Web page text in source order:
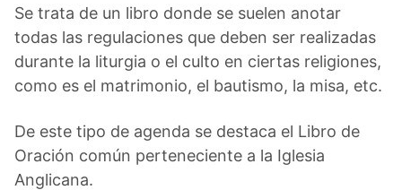
Se trata de un libro donde se suelen anotar
todas las regulaciones que deben ser realizadas
durante la liturgia o el culto en ciertas religiones,
como es el matrimonio, el bautismo, la misa, etc.
De este tipo de agenda se destaca el Libro de
Oración común perteneciente a la Iglesia
Anglicana.